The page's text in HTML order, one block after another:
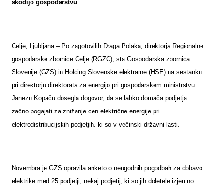
škodijo gospodarstvu
Celje, Ljubljana – Po zagotovilih Draga Polaka, direktorja Regionalne
gospodarske zbornice Celje (RGZC), sta Gospodarska zbornica
Slovenije (GZS) in Holding Slovenske elektrarne (HSE) na sestanku
pri direktorju direktorata za energijo pri gospodarskem ministrstvu
Janezu Kopaču dosegla dogovor, da se lahko domača podjetja
začno pogajati za znižanje cen električne energije pri
elektrodistribucijskih podjetjih, ki so v večinski državni lasti.
Novembra je GZS opravila anketo o neugodnih pogodbah za dobavo
elektrike med 25 podjetji, nekaj podjetij, ki so jih doletele izjemno